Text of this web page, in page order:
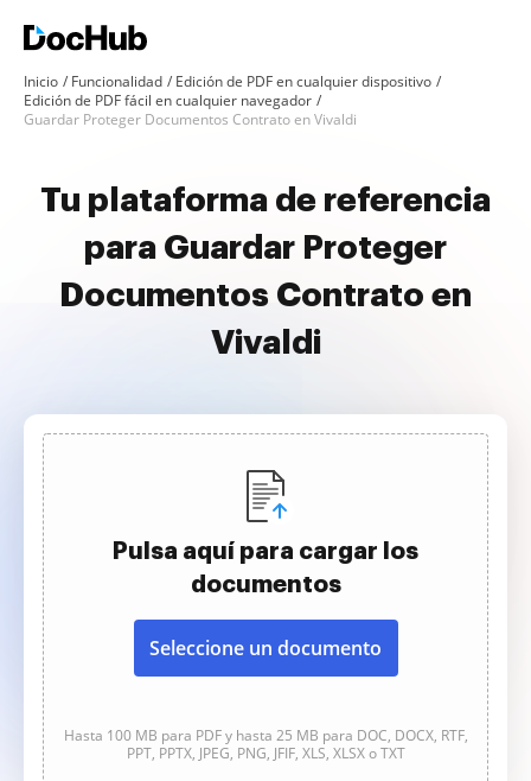
Inicio Funcionalidad
Edición de PDF en cualquier dispositivo
Edición de PDF fácil en cualquier navegador
Guardar Proteger Documentos Contrato en Vivaldi
Tu plataforma de referencia
para Guardar Proteger
Documentos Contrato en
Vivaldi
Pulsa aquí para cargar los
documentos
Seleccione un documento
Hasta 100 MB para PDF y hasta 25 MB para DOC, DOCX, RTF,
PPT, PPTX, JPEG, PNG, JFIF, XLS, XLSX o TXT